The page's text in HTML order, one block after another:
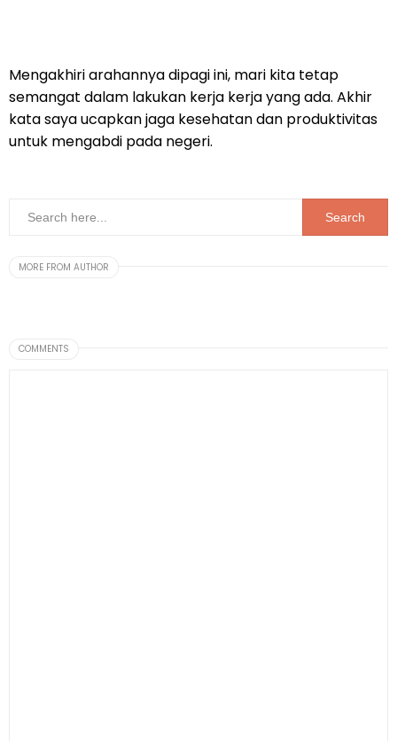
Mengakhiri arahannya dipagi ini, mari kita tetap
semangat dalam lakukan kerja kerja yang ada. Akhir
kata saya ucapkan jaga kesehatan dan produktivitas
untuk mengabdi pada negeri.
MORE FROM AUTHOR
COMMENTS